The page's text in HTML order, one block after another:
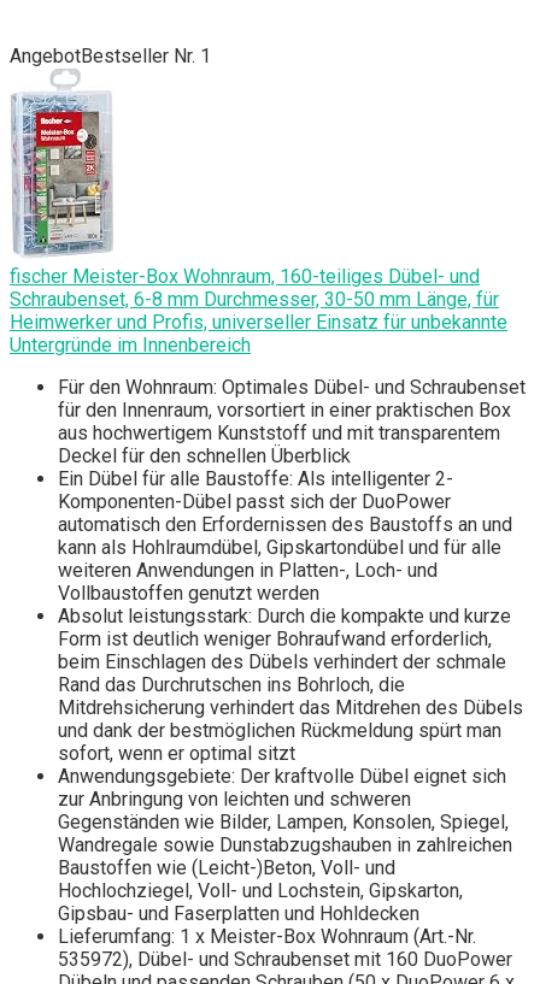
AngebotBestseller Nr. 1
fischer Meister-Box Wohnraum, 160-teiliges Dübel- und
Schraubenset, 6-8 mm Durchmesser, 30-50 mm Länge, für
Heimwerker und Profis, universeller Einsatz für unbekannte
Untergründe im Innenbereich
Für den Wohnraum: Optimales Dübel- und Schraubenset
für den Innenraum, vorsortiert in einer praktischen Box
aus hochwertigem Kunststoff und mit transparentem
Deckel für den schnellen Überblick
Ein Dübel für alle Baustoffe: Als intelligenter 2-
Komponenten-Dübel passt sich der DuoPower
automatisch den Erfordernissen des Baustoffs an und
kann als Hohlraumdübel, Gipskartondübel und für alle
weiteren Anwendungen in Platten-, Loch- und
Vollbaustoffen genutzt werden
Absolut leistungsstark: Durch die kompakte und kurze
Form ist deutlich weniger Bohraufwand erforderlich,
beim Einschlagen des Dübels verhindert der schmale
Rand das Durchrutschen ins Bohrloch, die
Mitdrehsicherung verhindert das Mitdrehen des Dübels
und dank der bestmöglichen Rückmeldung spürt man
sofort, wenn er optimal sitzt
Anwendungsgebiete: Der kraftvolle Dübel eignet sich
zur Anbringung von leichten und schweren
Gegenständen wie Bilder, Lampen, Konsolen, Spiegel,
Wandregale sowie Dunstabzugshauben in zahlreichen
Baustoffen wie (Leicht-)Beton, Voll- und
Hochlochziegel, Voll- und Lochstein, Gipskarton,
Gipsbau- und Faserplatten und Hohldecken
Lieferumfang: 1 x Meister-Box Wohnraum (Art.-Nr.
535972), Dübel- und Schraubenset mit 160 DuoPower